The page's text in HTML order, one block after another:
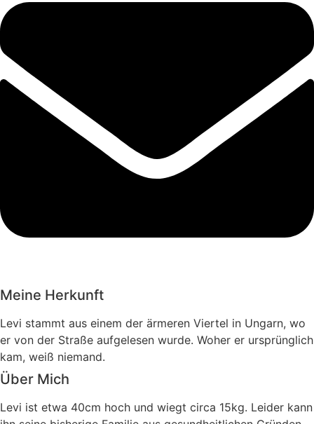
Meine Herkunft
Levi stammt aus einem der ärmeren Viertel in Ungarn, wo
er von der Straße aufgelesen wurde. Woher er ursprünglich
kam, weiß niemand.
Über Mich
Levi ist etwa 40cm hoch und wiegt circa 15kg. Leider kann